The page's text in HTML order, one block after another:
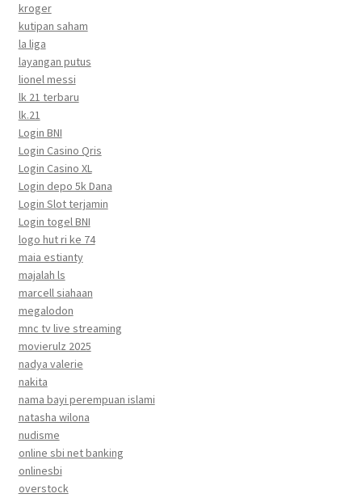
kroger
kutipan saham
la liga
layangan putus
lionel messi
lk 21 terbaru
lk.21
Login BNI
Login Casino Qris
Login Casino XL
Login depo 5k Dana
Login Slot terjamin
Login togel BNI
logo hut ri ke 74
maia estianty
majalah ls
marcell siahaan
megalodon
mnc tv live streaming
movierulz 2025
nadya valerie
nakita
nama bayi perempuan islami
natasha wilona
nudisme
online sbi net banking
onlinesbi
overstock